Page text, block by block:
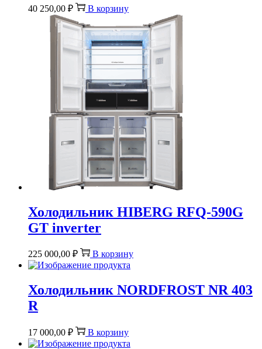
40 250,00 ₽ В корзину
Холодильник HIBERG RFQ-590G
GT inverter
225 000,00 ₽ В корзину
Холодильник NORDFROST NR 403
R
17 000,00 ₽ В корзину